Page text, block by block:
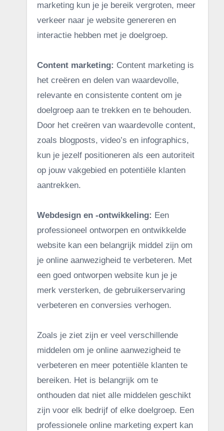
marketing kun je je bereik vergroten, meer
verkeer naar je website genereren en
interactie hebben met je doelgroep.
Content marketing: Content marketing is
het creëren en delen van waardevolle,
relevante en consistente content om je
doelgroep aan te trekken en te behouden.
Door het creëren van waardevolle content,
zoals blogposts, video’s en infographics,
kun je jezelf positioneren als een autoriteit
op jouw vakgebied en potentiële klanten
aantrekken.
Webdesign en -ontwikkeling: Een
professioneel ontworpen en ontwikkelde
website kan een belangrijk middel zijn om
je online aanwezigheid te verbeteren. Met
een goed ontworpen website kun je je
merk versterken, de gebruikerservaring
verbeteren en conversies verhogen.
Zoals je ziet zijn er veel verschillende
middelen om je online aanwezigheid te
verbeteren en meer potentiële klanten te
bereiken. Het is belangrijk om te
onthouden dat niet alle middelen geschikt
zijn voor elk bedrijf of elke doelgroep. Een
professionele online marketing expert kan